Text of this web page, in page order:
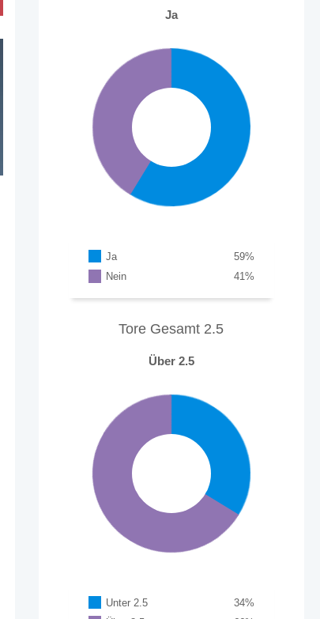
Ja
Ja %
59
Nein
%
41
Tore Gesamt 2.5
Über 2.5
Unter 2.5 %
34